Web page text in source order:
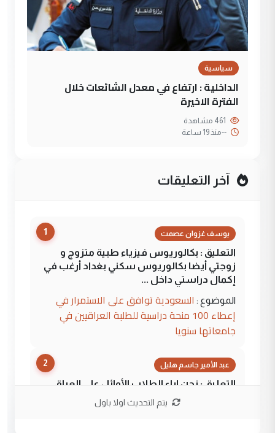
سياسية
الداخلية : ارتفاع في معدل الشائعات خلال
الفترة الاخيرة
--منذ 19 ساعة
آخر التعليقات
1 يوسف غزوان عصمت
التعليق : بكالوريوس فيزياء طبية متزوج و
زوجتي أيضا بكالوريوس سكني بغداد أرغب في
إكمال دراستي داخل ...
الموضوع : السعودية توافق على الاستمرار في
إعطاء 100 منحة دراسية للطلبة العراقيين في
جامعاتها سنويا
2 عبد الأمير جاسم هليل
التعليق : نحن اباء الطلاب الأوائل على العراق
نتشرف بلقاء السيد احمد الصافي في العتبات
يتم التحديث اولا باول